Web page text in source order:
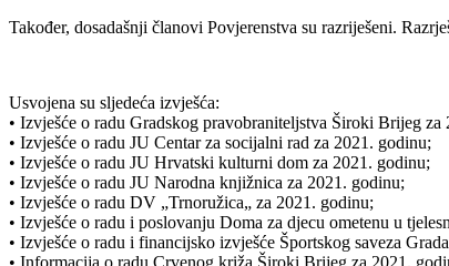
Također, dosadašnji članovi Povjerenstva su razriješeni.
Usvojena su sljedeća izvješća:
• Izvješće o radu Gradskog pravobraniteljstva Široki Brijeg za
• Izvješće o radu JU Centar za socijalni rad za 2021. godinu;
• Izvješće o radu JU Hrvatski kulturni dom za 2021. godinu;
• Izvješće o radu JU Narodna knjižnica za 2021. godinu;
• Izvješće o radu DV „Trnoružica„ za 2021. godinu;
• Izvješće o radu i poslovanju Doma za djecu ometenu u
• Izvješće o radu i financijsko izvješće Športskog saveza
• Informacija o radu Crvenog križa Široki Brijeg za 2021.